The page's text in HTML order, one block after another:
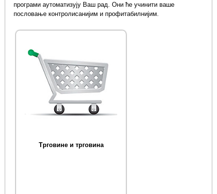
програми аутоматизују Ваш рад. Они ће учинити ваше
пословање контролисанијим и профитабилнијим.
Трговине и трговина